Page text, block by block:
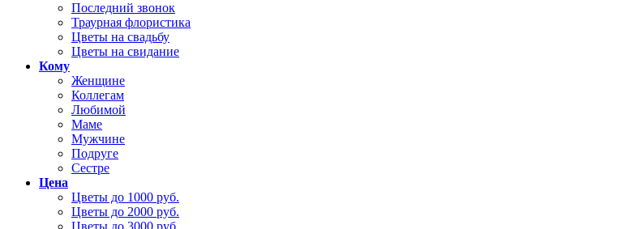
Последний звонок
Траурная флористика
Цветы на свадьбу
Цветы на свидание
Кому
Женщине
Коллегам
Любимой
Маме
Мужчине
Подруге
Сестре
Цена
Цветы до 1000 руб.
Цветы до 2000 руб.
Цветы до 3000 руб.